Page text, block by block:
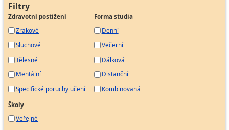
Filtry
Zdravotní postižení
Zrakové
Sluchové
Tělesné
Mentální
Specifické poruchy učení
Forma studia
Denní
Večerní
Dálková
Distanční
Kombinovaná
Školy
Veřejné